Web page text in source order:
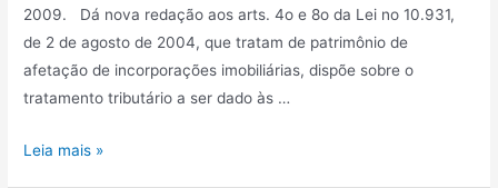
2009. Dá nova redação aos arts. 4o e 8o da Lei no 10.931,
de 2 de agosto de 2004, que tratam de patrimônio de
afetação de incorporações imobiliárias, dispõe sobre o
tratamento tributário a ser dado às …
Leia mais »